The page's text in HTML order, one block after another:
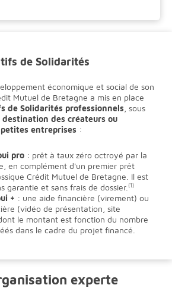
de Solidarités
économique et social de son
Mutuel de Bretagne a mis en place
de Solidarités professionnels , sous
destination des créateurs ou
entreprises :
pro : prêt à taux zéro octroyé par la
en complément d'un premier prêt
Crédit Mutuel de Bretagne. Il est
garantie et sans frais de dossier. (1)
+ : une aide financière (virement) ou
(vidéo de présentation, site
le montant est fonction du nombre
dans le cadre du projet financé.
experte